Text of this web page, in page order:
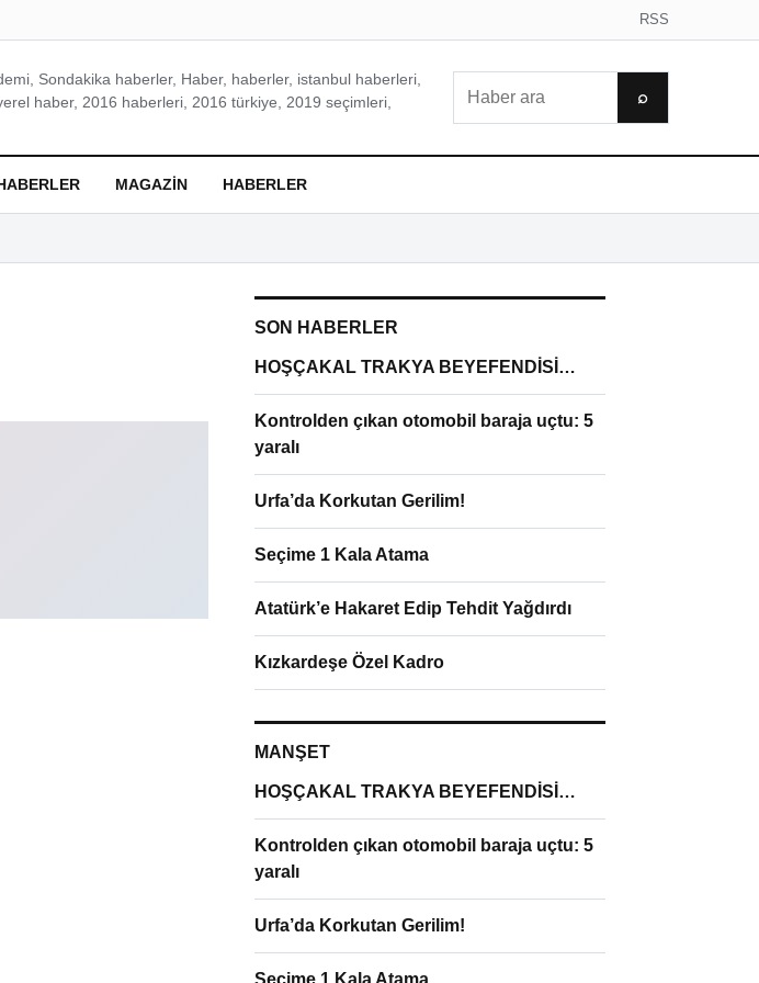
RSS
Sondakika haberler, Haber, haberler, istanbul haberleri,
haber, 2016 haberleri, 2016 türkiye, 2019 seçimleri,
⌕
MAGAZIN HABERLER
SON HABERLER
HOŞÇAKAL TRAKYA BEYEFENDİSİ…
Kontrolden çıkan otomobil baraja uçtu: 5
yaralı
Urfa’da Korkutan Gerilim!
Seçime 1 Kala Atama
Atatürk’e Hakaret Edip Tehdit Yağdırdı
Kızkardeşe Özel Kadro
MANŞET
HOŞÇAKAL TRAKYA BEYEFENDİSİ…
Kontrolden çıkan otomobil baraja uçtu: 5
yaralı
Urfa’da Korkutan Gerilim!
Seçime 1 Kala Atama